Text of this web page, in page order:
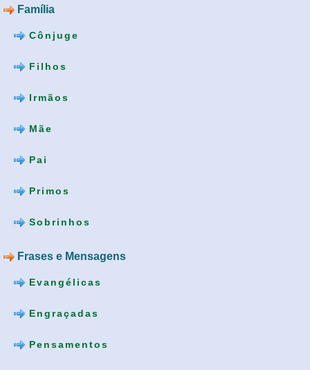
Família
Cônjuge
Filhos
Irmãos
Mãe
Pai
Primos
Sobrinhos
Frases e Mensagens
Evangélicas
Engraçadas
Pensamentos